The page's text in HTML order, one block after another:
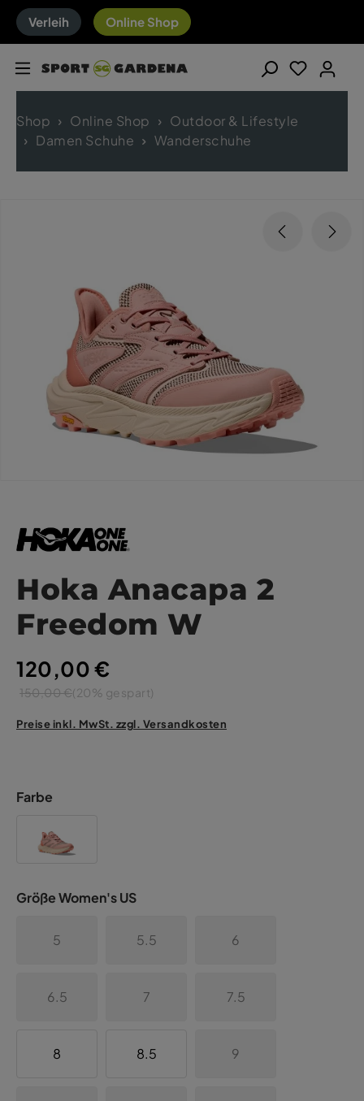
Verleih Online Shop
Shop Online Shop
Outdoor & Lifestyle
Damen Schuhe
Wanderschuhe
Hoka Anacapa 2
Freedom W
120,00 €
150,00 €(20% gespart)
Preise inkl. MwSt. zzgl. Versandkosten
Farbe
Größe Women's US
5 5.5 6
6.5 7 7.5
8 8.5 9